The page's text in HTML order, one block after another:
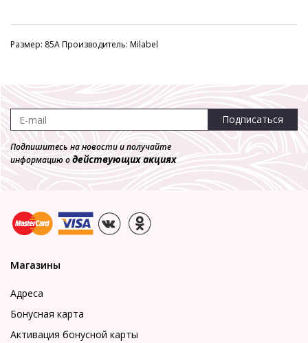
Размер: 85A Производитель: Milabel
Подписаться
Подпишитесь на новости и получайте
информацию одействующих акциях
Магазины
Адреса
Бонусная карта
Активация бонусной карты